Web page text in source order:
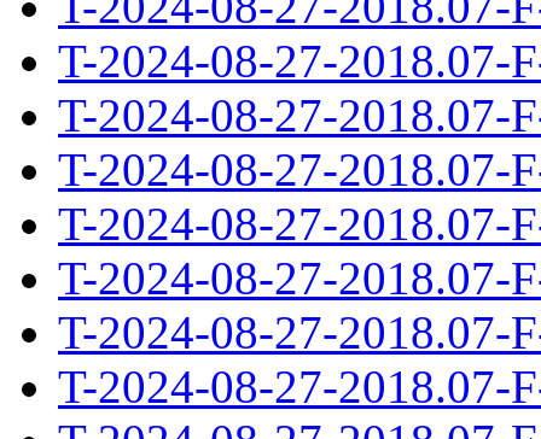
T-2024-08-27-2018.07-
T-2024-08-27-2018.07-
T-2024-08-27-2018.07-
T-2024-08-27-2018.07-
T-2024-08-27-2018.07-
T-2024-08-27-2018.07-
T-2024-08-27-2018.07-